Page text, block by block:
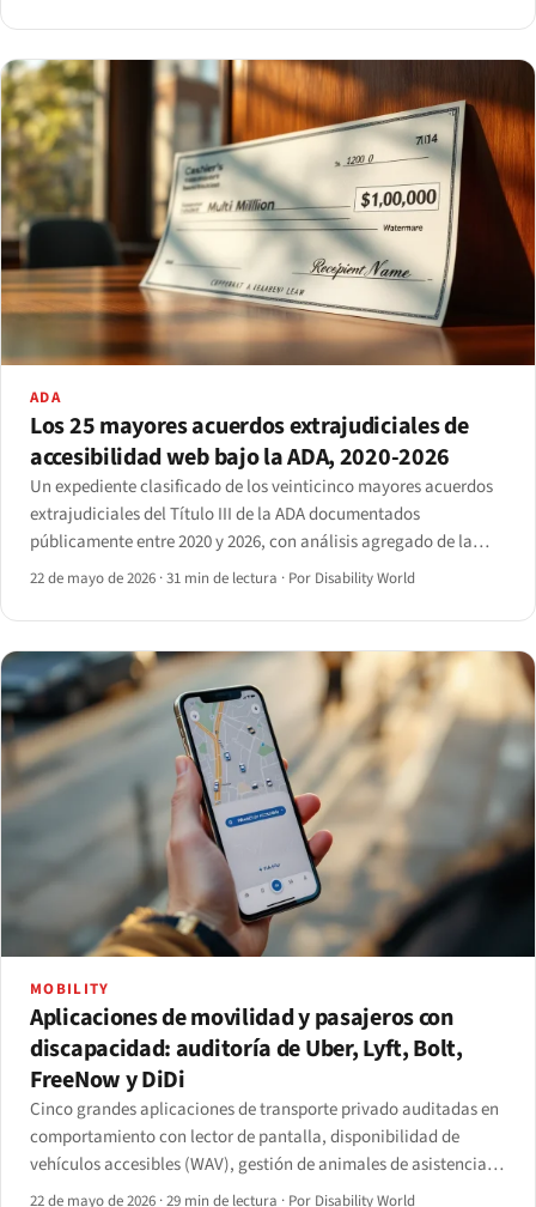
ADA
Los 25 mayores acuerdos extrajudiciales de
accesibilidad web bajo la ADA, 2020-2026
Un expediente clasificado de los veinticinco mayores acuerdos
extrajudiciales del Título III de la ADA documentados
públicamente entre 2020 y 2026, con análisis agregado de la
concentración sectorial.
22 de mayo de 2026 ·31 min de lectura · Por Disability World
MOBILITY
Aplicaciones de movilidad y pasajeros con
discapacidad: auditoría de Uber, Lyft, Bolt,
FreeNow y DiDi
Cinco grandes aplicaciones de transporte privado auditadas en
comportamiento con lector de pantalla, disponibilidad de
vehículos accesibles (WAV), gestión de animales de asistencia y
seguimiento regulatorio tras el acuerdo DOJ-Uber de 2021 y el
22 de mayo de 2026 ·29 min de lectura · Por Disability World